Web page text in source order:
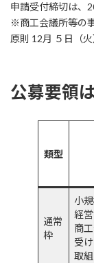
申請受付締切は、
※商工会議所等の
原則 12月 ５日（
公募要領
類型
通常
枠
小
経
商
受
取